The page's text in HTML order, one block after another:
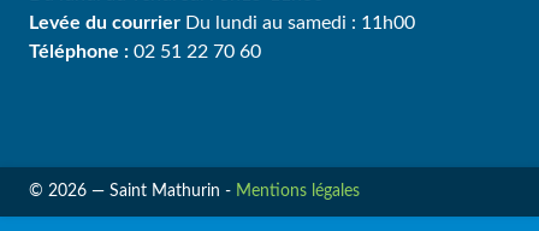
Levée du courrier Du lundi au samedi : 11h00
Téléphone : 02 51 22 70 60
© 2026 — Saint Mathurin - Mentions légales